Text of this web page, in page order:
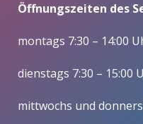
Öffnungszeiten des
montags 7:30 – 14:00
dienstags 7:30 – 15:00
mittwochs und